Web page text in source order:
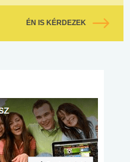
ÉN IS KÉRDEZEK